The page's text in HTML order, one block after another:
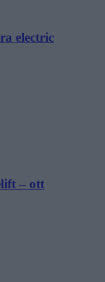
electric
– ott